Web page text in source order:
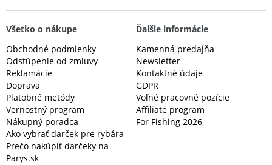
Všetko o nákupe
Obchodné podmienky
Odstúpenie od zmluvy
Reklamácie
Doprava
Platobné metódy
Vernostný program
Nákupný poradca
Ako vybrať darček pre rybára
Prečo nakúpiť darčeky na
Parys.sk
Ďalšie informácie
Kamenná predajňa
Newsletter
Kontaktné údaje
GDPR
Voľné pracovné pozície
Affiliate program
For Fishing 2026